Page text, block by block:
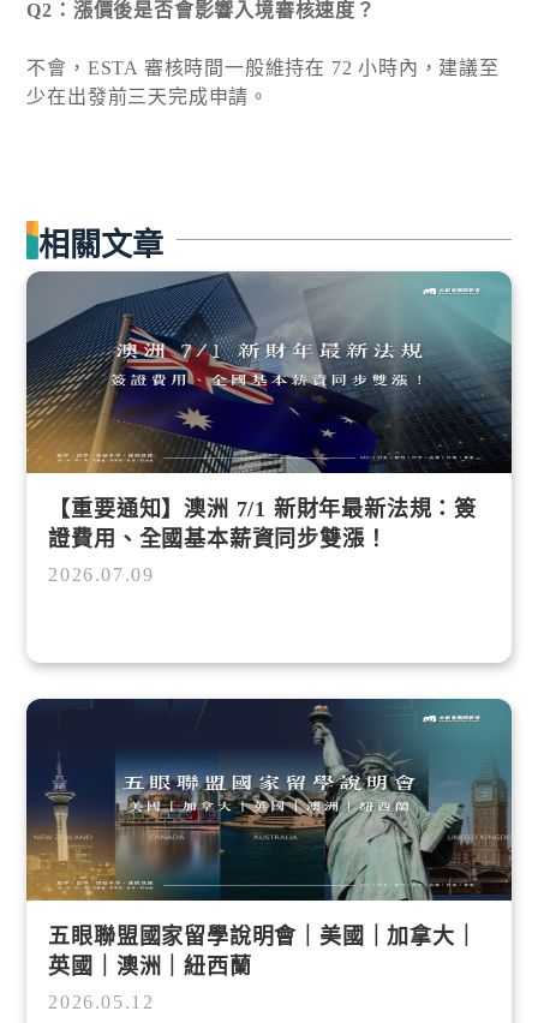
Q2：漲價後是否會影響入境審核速度？
不會，ESTA 審核時間一般維持在 72 小時內，建議至
少在出發前三天完成申請。
相關文章
【重要通知】澳洲 7/1 新財年最新法規：簽
證費用、全國基本薪資同步雙漲！
2026.07.09
五眼聯盟國家留學說明會｜美國｜加拿大｜
英國｜澳洲｜紐西蘭
2026.05.12